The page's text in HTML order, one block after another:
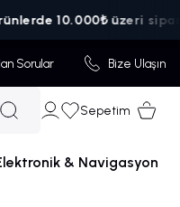
Sorular Bize Ulaşın
Sepetim
& Navigasyon
10.000₺ üzeri